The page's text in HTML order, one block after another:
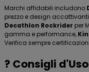
Marchi affidabili includono
prezzo e design
Decathlon Rockrider per
gamma e performance,
Verifica sempre
? Consigli